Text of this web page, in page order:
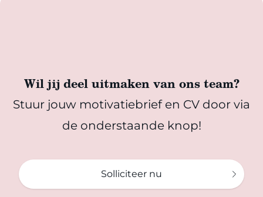
Wil jij deel uitmaken van ons team?
Stuur jouw motivatiebrief en CV door via
de onderstaande knop!
Solliciteer nu